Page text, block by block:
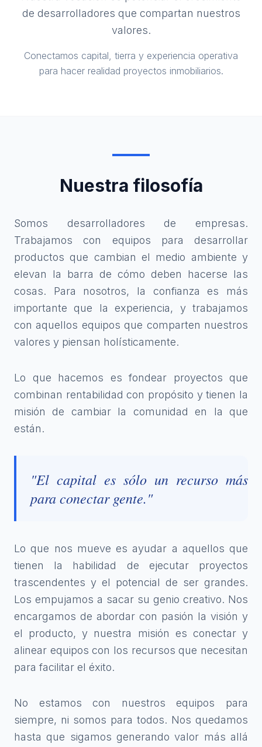
de desarrolladores que compartan nuestros
valores.
Conectamos capital, tierra y experiencia operativa
para hacer realidad proyectos inmobiliarios.
Nuestra filosofía
Somos desarrolladores de empresas.
Trabajamos con equipos para desarrollar
productos que cambian el medio ambiente y
elevan la barra de cómo deben hacerse las
cosas. Para nosotros, la confianza es más
importante que la experiencia, y trabajamos
con aquellos equipos que comparten nuestros
valores y piensan holísticamente.
Lo que hacemos es fondear proyectos que
combinan rentabilidad con propósito y tienen la
misión de cambiar la comunidad en la que
están.
"El capital es sólo un recurso más
para conectar gente."
Lo que nos mueve es ayudar a aquellos que
tienen la habilidad de ejecutar proyectos
trascendentes y el potencial de ser grandes.
Los empujamos a sacar su genio creativo. Nos
encargamos de abordar con pasión la visión y
el producto, y nuestra misión es conectar y
alinear equipos con los recursos que necesitan
para facilitar el éxito.
No estamos con nuestros equipos para
siempre, ni somos para todos. Nos quedamos
hasta que sigamos generando valor más allá